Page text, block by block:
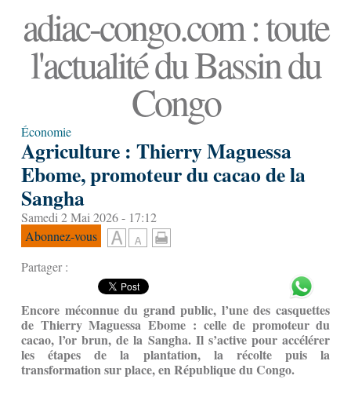
adiac-congo.com : toute
l'actualité du Bassin du
Congo
Économie
Agriculture : Thierry Maguessa
Ebome, promoteur du cacao de la
Sangha
Samedi 2 Mai 2026 - 17:12
Abonnez-vous
Partager :
Encore méconnue du grand public, l’une des casquettes
de Thierry Maguessa Ebome : celle de promoteur du
cacao, l’or brun, de la Sangha. Il s’active pour accélérer
les étapes de la plantation, la récolte puis la
transformation sur place, en République du Congo.